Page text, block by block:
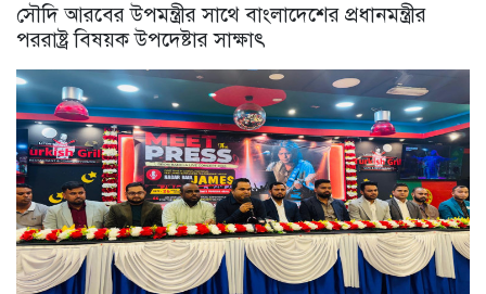
সৌদি আরবের উপমন্ত্রীর সাথে বাংলাদেশের প্রধানমন্ত্রীর
পররাষ্ট্র বিষয়ক উপদেষ্টার সাক্ষাৎ